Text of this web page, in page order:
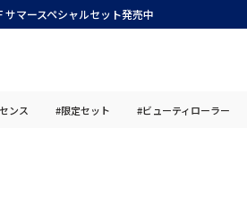
サマースペシャルセット発売中
ンス #限定セット #ビューティローラー